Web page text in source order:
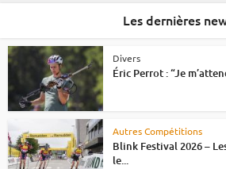
Les dernières
Divers
Éric Perrot : “Je
Autres Compétitions
Blink Festival 2026 –
le...